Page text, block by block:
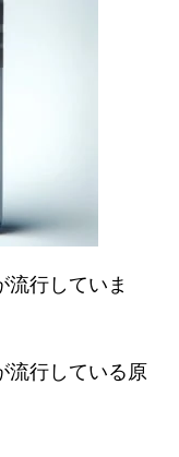
流行していま
流行している原